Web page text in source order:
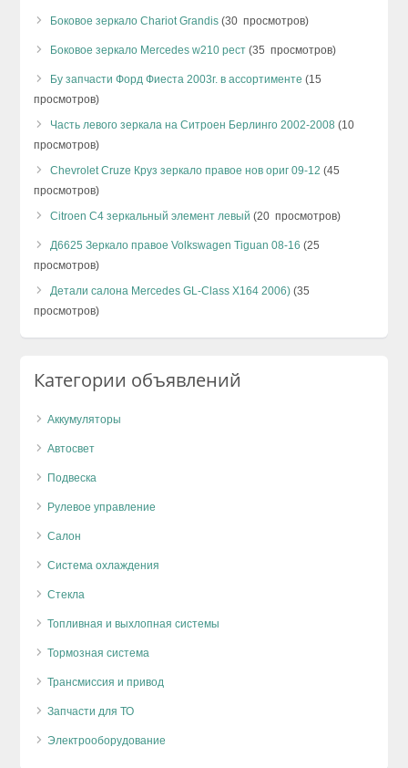
Боковое зеркало Chariot Grandis (30 просмотров)
Боковое зеркало Mercedes w210 рест (35 просмотров)
Бу запчасти Форд Фиеста 2003г. в ассортименте (15
просмотров)
Часть левого зеркала на Ситроен Берлинго 2002-2008 (10
просмотров)
Chevrolet Cruze Круз зеркало правое нов ориг 09-12 (45
просмотров)
Citroen C4 зеркальный элемент левый (20 просмотров)
Д6625 Зеркало правое Volkswagen Tiguan 08-16 (25
просмотров)
Детали салона Mercedes GL-Class X164 2006) (35
просмотров)
Категории объявлений
Аккумуляторы
Автосвет
Подвеска
Рулевое управление
Салон
Система охлаждения
Стекла
Топливная и выхлопная системы
Тормозная система
Трансмиссия и привод
Запчасти для ТО
Электрооборудование